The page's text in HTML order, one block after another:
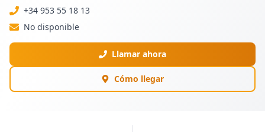
+34 953 55 18 13
No disponible
Llamar ahora
Cómo llegar